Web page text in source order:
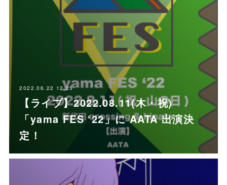
2022.06.22 12:25
【ライブ】2022.08.11(木・祝)
「yama FES ‘22」に AATA 出演決
定！